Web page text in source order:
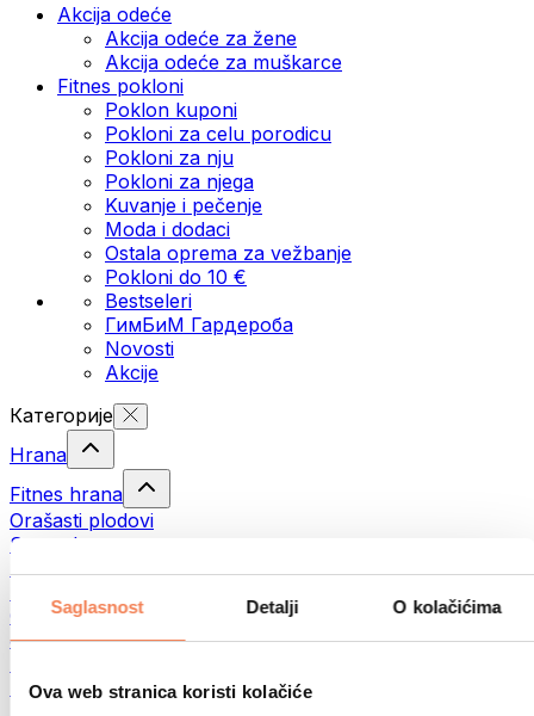
Saglasnost Detalji O kolačićima
Ova web stranica koristi kolačiće
Akcija odeće
Akcija odeće za žene
Akcija odeće za muškarce
Fitnes pokloni
Poklon kuponi
Pokloni za celu porodicu
Pokloni za nju
Pokloni za njega
Kuvanje i pečenje
Moda i dodaci
Ostala oprema za vežbanje
Pokloni do 10 €
Bestseleri
ГимБиМ Гардeробa
Novosti
Akcije
Категорије
Hrana
Fitnes hrana
Orašasti plodovi
Semenke
Namazi i paste
Gotova jela
Јаја
Meso